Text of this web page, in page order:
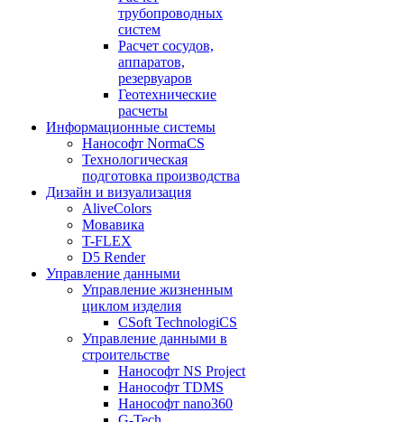
трубопроводных
систем
Расчет сосудов,
аппаратов,
резервуаров
Геотехнические
расчеты
Информационные системы
Нанософт NormaCS
Технологическая
подготовка производства
Дизайн и визуализация
AliveColors
Мовавика
T-FLEX
D5 Render
Управление данными
Управление жизненным
циклом изделия
CSoft TechnologiCS
Управление данными в
строительстве
Нанософт NS Project
Нанософт TDMS
Нанософт nano360